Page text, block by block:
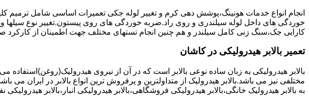
انجام انواع خدمات هونینگ،پوشش دهی کرم و تغییر لوله جکی تعمیرات اساسی شامل ترمیم
خوردگی های داخل لوله سیلندری و روی راد.ضربه خوردگی های روی پیستون.تغییر نوع سیلها
کارایی جک،سنگ زنی کامل سیلندر و هم چنین انجام تستهای مختلف جهت اطمینان از
تعمیر بالابر هیدرولیکی در کاشان
بالابر هیدرولیکی به زبان ساده نوعی بالابر است که در آن از نیروی هیدرولیک(روغن)استفاده
مختلفی نیز می باشد.بالابر هیدرولیک از متداولترین و پرفروش ترین انواع بالابر در ایران می
به بالابر هیدرولیک خانگی،بالابر هیدرولیکی فروشگاهی،بالابر هیدرولیکی انبار،بالابر